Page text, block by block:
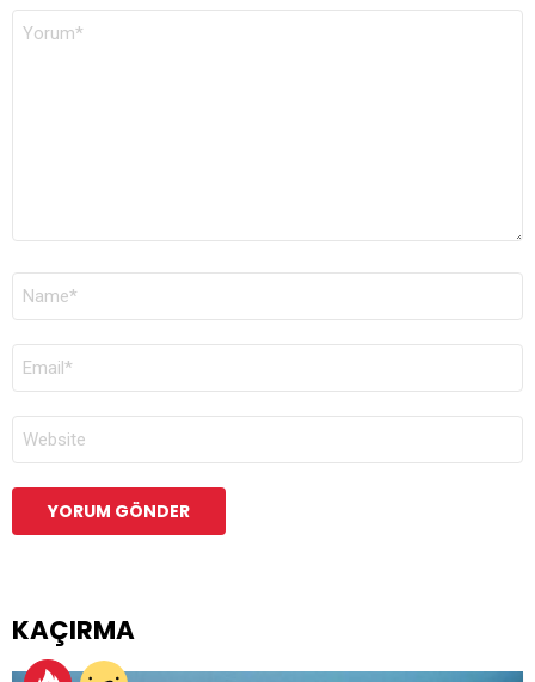
YORUM
AD
E-
POSTA
İNTERNET
SITESI
KAÇIRMA